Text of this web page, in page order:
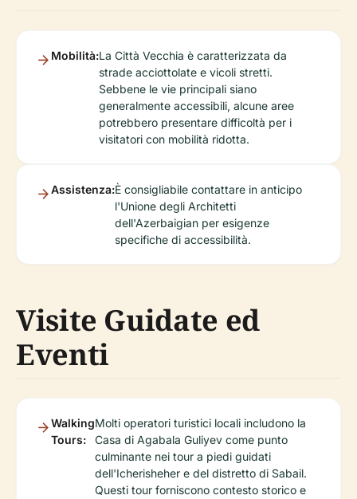
Mobilità:La Città Vecchia è caratterizzata da
strade acciottolate e vicoli stretti.
Sebbene le vie principali siano
generalmente accessibili, alcune aree
potrebbero presentare difficoltà per i
visitatori con mobilità ridotta.
Assistenza:È consigliabile contattare in anticipo
l'Unione degli Architetti
dell'Azerbaigian per esigenze
specifiche di accessibilità.
Visite Guidate ed
Eventi
Walking
Tours:
Molti operatori turistici locali includono la
Casa di Agabala Guliyev come punto
culminante nei tour a piedi guidati
dell'Icherisheher e del distretto di Sabail.
Questi tour forniscono contesto storico e